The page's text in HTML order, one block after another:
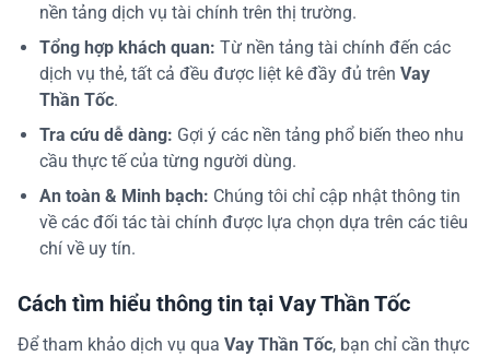
nền tảng dịch vụ tài chính trên thị trường.
Tổng hợp khách quan: Từ nền tảng tài chính đến các
dịch vụ thẻ, tất cả đều được liệt kê đầy đủ trên Vay
Thần Tốc.
Tra cứu dễ dàng: Gợi ý các nền tảng phổ biến theo nhu
cầu thực tế của từng người dùng.
An toàn & Minh bạch: Chúng tôi chỉ cập nhật thông tin
về các đối tác tài chính được lựa chọn dựa trên các tiêu
chí về uy tín.
Cách tìm hiểu thông tin tại Vay Thần Tốc
Để tham khảo dịch vụ qua Vay Thần Tốc, bạn chỉ cần thực